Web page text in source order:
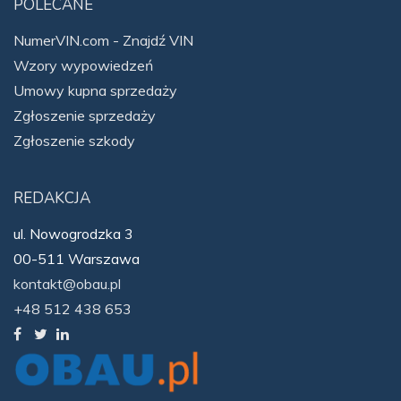
POLECANE
NumerVIN.com - Znajdź VIN
Wzory wypowiedzeń
Umowy kupna sprzedaży
Zgłoszenie sprzedaży
Zgłoszenie szkody
REDAKCJA
ul. Nowogrodzka 3
00-511 Warszawa
kontakt@obau.pl
+48 512 438 653